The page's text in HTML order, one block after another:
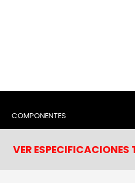
COMPONENTES
VER ESPECIFICACIONES